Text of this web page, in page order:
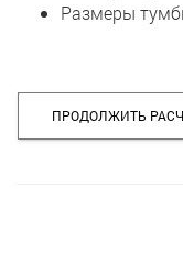
Размеры
ПРОДОЛЖИТЬ